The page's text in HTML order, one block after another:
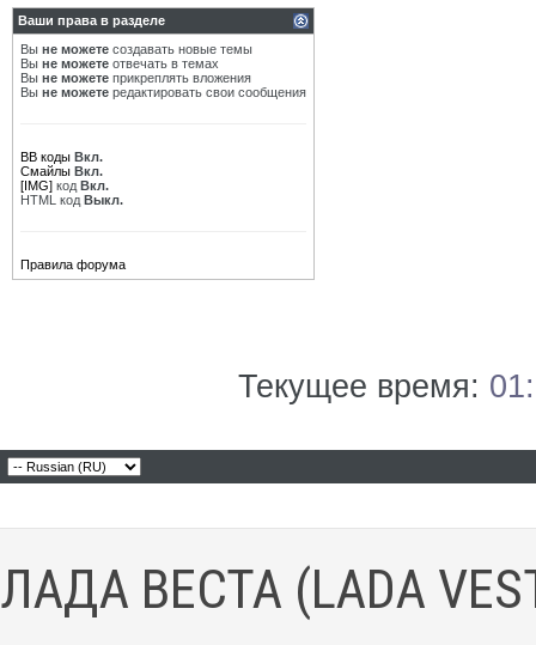
Ваши права в разделе
Вы не можете создавать новые темы
Вы не можете отвечать в темах
Вы не можете прикреплять вложения
Вы не можете редактировать свои сообщения
BB коды Вкл.
Смайлы Вкл.
[IMG] код Вкл.
HTML код Выкл.
Правила форума
Текущее время:
ЛАДА ВЕСТА (LADA